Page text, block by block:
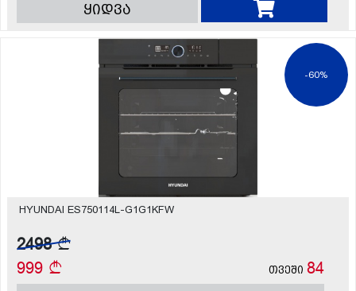
ყიდვა
-60%
HYUNDAI ES750114L-G1G1KFW
2498
999
თვეში 84